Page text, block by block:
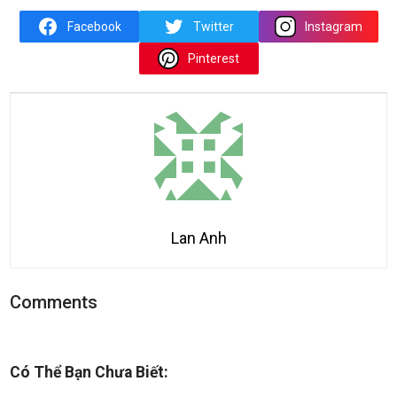
Facebook Twitter Instagram
Pinterest
Lan Anh
Comments
Có Thể Bạn Chưa Biết: